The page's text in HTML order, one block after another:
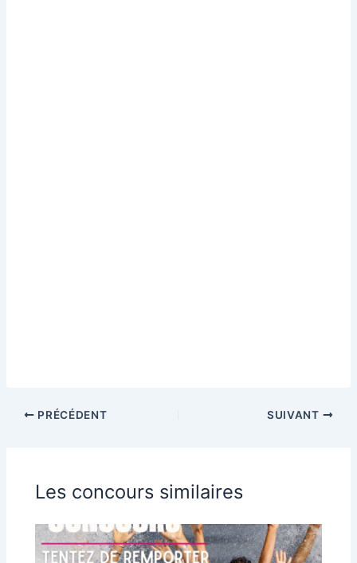
PRÉCÉDENT SUIVANT
Les concours similaires